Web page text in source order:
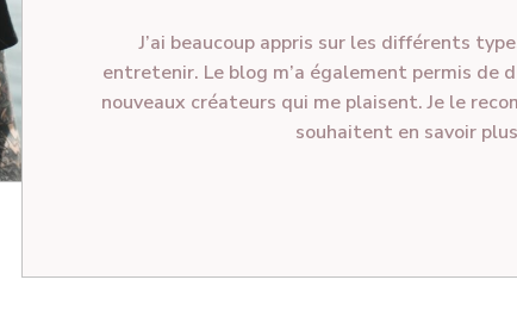
J’ai beaucoup appris sur les différents
entretenir. Le blog m’a également permis de
nouveaux créateurs qui me plaisent. Je le
souhaitent en savoir